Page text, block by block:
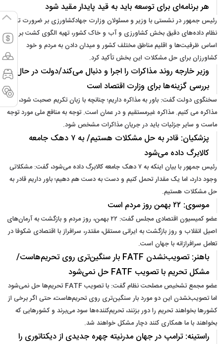
هر برنامه‌ای برای توسعه باید به قید پایدار مقید شود
رئیس جمهور در نشستی با وزیر و مسئولان وزارت جهادکشاورزی بر ضرورت تهیه
نظام داده‌های دقیق بخش کشاورزی و آب و خاک کشور، تهیه الگوی کشت بر
اساس ظرفیت‌ها و اقلیم مناطق مختلف کشور و میدان دادن به مردم و خود
کشاورزان برای حل مشکلات این بخش تأکید کرد.
وزیر خارجه روند مذاکرات را اجرا و دنبال می‌کند/دولت در حال
بررسی گزینه‌ها برای وزارت اقتصاد است
سخنگوی دولت گفت: باور به مذاکره داریم؛ چنانچه با زبان تکریم صحبت شود،
مذاکره می کنیم. مذاکره غیرمستقیم و در عمان است. توجه به منافع ملی مورد توجه
ماست و سایر جزئیات باید در جریان مذاکرات مشخص شود.
پزشکیان: قادر به حل مشکلات هستیم/ به ۷ دهک جامعه
کالابرگ داده می‌شود
رئیس جمهور با بیان اینکه به ۷ دهک جامعه کالابرگ داده می‌شود، گفت: مشکلاتی
وجود دارد، اما یک مقدار تحمل کنیم و دست به دست هم دهیم؛ باور داریم قادر به
حل مشکلات هستیم.
موسوی: ۲۲ بهمن روز مردم است
عضو کمیسیون اقتصادی مجلس گفت: ۲۲ بهمن، روز مردم و بازگشت به آرمان‌های
اصیل انقلاب و روز بازگشت به ایرانی مستقل، مقتدر، سرافراز با اقتصادی شکوفا در
تعامل سرافرازانه با جهان است.
باهنر: تصویب‌نشدن FATF بار سنگین‌تری روی تحریم‌هاست/
مشکل تحریم با تصویب FATF حل نمی‌شود
عضو مجمع تشخیص مصلحت نظام گفت: با تصویب FATF تحریم‌ها حل نمی‌شود
اما تصویب‌نشدن این دو مورد بار سنگین‌تری روی تحریم‌هاست، حتی اگر برخی از
کشورها بخواهند تحریم را دور بزنند، تحریم‌کننده‌ها سود می‌برند و کشورهایی که
بخواهند با ما همکاری کنند دچار مشکل خواهند شد.
راستینه: ترامپ در جهان مدرنیته چهره جدیدی از دیکتاتوری را